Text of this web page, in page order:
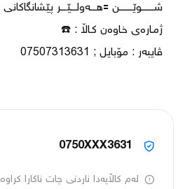
0750XXX3631
لەم کاڵایەدا ناردنی چات ناکارا کراوە